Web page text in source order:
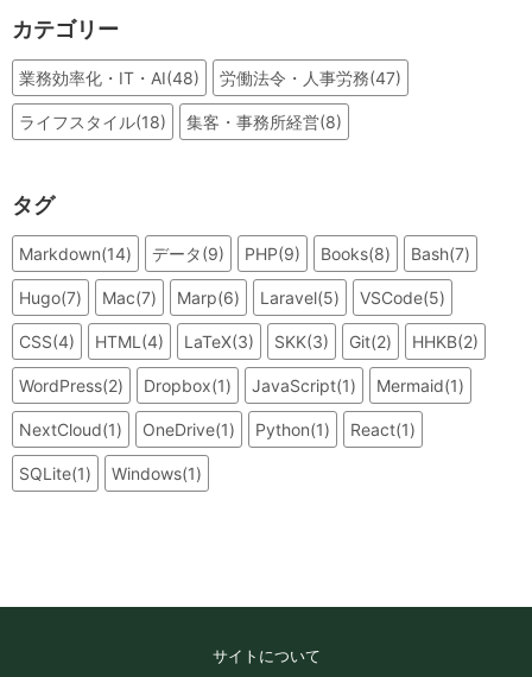
カテゴリー
業務効率化・IT・AI(48) 労働法令・人事労務(47)
ライフスタイル(18) 集客・事務所経営(8)
タグ
Markdown(14) データ(9) PHP(9) Books(8) Bash(7)
Hugo(7) Mac(7) Marp(6) Laravel(5) VSCode(5)
CSS(4) HTML(4) LaTeX(3) SKK(3) Git(2) HHKB(2)
WordPress(2) Dropbox(1) JavaScript(1) Mermaid(1)
NextCloud(1) OneDrive(1) Python(1) React(1)
SQLite(1) Windows(1)
サイトについて